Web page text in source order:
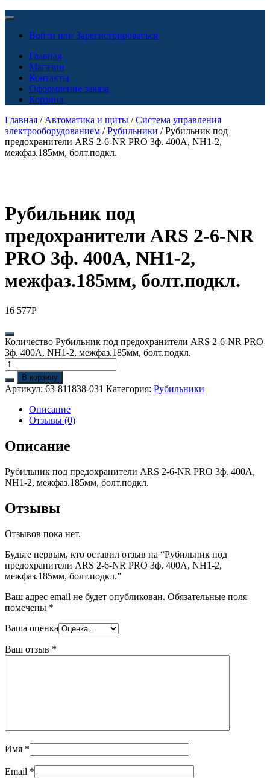
Войти или Зарегистрироваться
Главная
Магазин
Контакты
Оформление заказа
Корзина
Главная / Автоматика и щиты /Система управления
электрооборудованием /Рубильники / Рубильник под
предохранители ARS 2-6-NR PRO 3ф. 400А, NH1-2,
межфаз.185мм, болт.подкл.
Рубильник под
предохранители ARS 2-6-NR
PRO 3ф. 400А, NH1-2,
межфаз.185мм, болт.подкл.
16 577Р
Количество Рубильник под предохранители ARS 2-6-NR PRO
3ф. 400А, NH1-2, межфаз.185мм, болт.подкл.
В корзину
Артикул: 63-811838-031 Категория: Рубильники
Описание
Отзывы (0)
Описание
Рубильник под предохранители ARS 2-6-NR PRO 3ф. 400А,
NH1-2, межфаз.185мм, болт.подкл.
Отзывы
Отзывов пока нет.
Будьте первым, кто оставил отзыв на “Рубильник под
предохранители ARS 2-6-NR PRO 3ф. 400А, NH1-2,
межфаз.185мм, болт.подкл.”
Ваш адрес email не будет опубликован. Обязательные поля
помечены *
Ваша оценка
Ваш отзыв *
Имя *
Email *